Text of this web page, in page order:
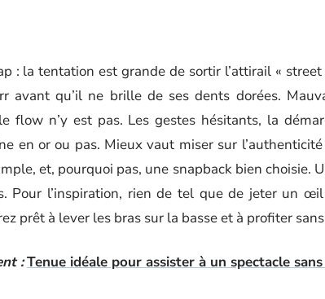
: la tentation est grande de sortir l’attirail « street
avant qu’il ne brille de ses dents dorées.
flow n’y est pas. Les gestes hésitants, la
en or ou pas. Mieux vaut miser sur
et, pourquoi pas, une snapback bien choisie.
Pour l’inspiration, rien de tel que de jeter un
prêt à lever les bras sur la basse et à profiter
:Tenue idéale pour assister à un spectacle